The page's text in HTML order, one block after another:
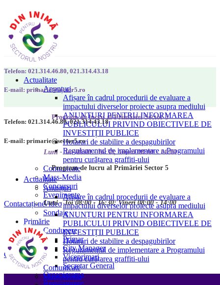
Actualitate
Anunțuri
Afișare în cadrul procedurii de evaluare a
impactului diverselor proiecte asupra mediului
ANUNȚURI PENTRU INFORMAREA
PUBLICULUI PRIVIND OBIECTIVELE DE
INVESTIȚII PUBLICE
Hotarari de stabilire a despagubirilor
Regulamentul de implementare a Programului
pentru curățarea graffiti-ului
Comunicate
Mass-Media
Concursuri
Evenimente
Video
Sondaje
Primărie
Conducere
Primar
City Manager
Viceprimari
Secretar General
Organigrama
Regulamente
Telefon: 021.314.46.80, 021.314.43.18
E-mail: primarie@sector5.ro
Program de lucru al Primăriei Sector 5
Luni - Joi 08:00 - 16:30; Vineri 08:00 - 14:00
Contactați-ne
Telefon: 021.314.46.80, 021.314.43.18
E-mail: primarie@sector5.ro
Program de lucru al Primăriei Sector 5
Luni - Joi 08:00 - 16:30; Vineri 08:00 - 14:00
Contactați-ne
Actualitate
Anunțuri
Afișare în cadrul procedurii de evaluare a
impactului diverselor proiecte asupra mediului
ANUNȚURI PENTRU INFORMAREA
PUBLICULUI PRIVIND OBIECTIVELE DE
INVESTIȚII PUBLICE
Hotarari de stabilire a despagubirilor
Regulamentul de implementare a Programului
pentru curățarea graffiti-ului
Comunicate
Mass-Media